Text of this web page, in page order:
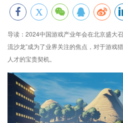
导读： 2024中国游戏产业年会在北京盛大
流沙龙”成为了业界关注的焦点，对于游戏
人才的宝贵契机。